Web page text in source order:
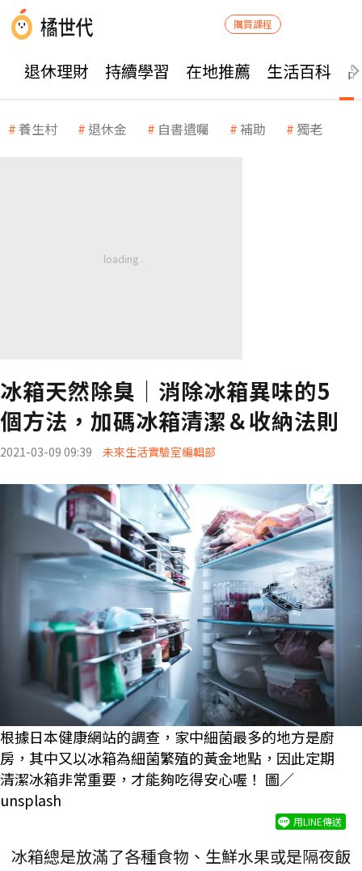
購買課程
退休理財 持續學習 在地推薦 生活百科
養生村 退休金 自書遺囑 補助 獨老
冰箱天然除臭｜消除冰箱異味的5
個方法，加碼冰箱清潔＆收納法則
2021-03-09 09:39 未來生活實驗室編輯部
根據日本健康網站的調查，家中細菌最多的地方是廚
房，其中又以冰箱為細菌繁殖的黃金地點，因此定期
清潔冰箱非常重要，才能夠吃得安心喔！ 圖／
unsplash
用LINE傳送
冰箱總是放滿了各種食物、生鮮水果或是隔夜飯